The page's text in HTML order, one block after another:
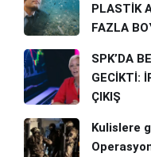
PLASTİK
FAZLA
SPK’DA
GECİKTİ:
ÇIKIŞ
Kulislere